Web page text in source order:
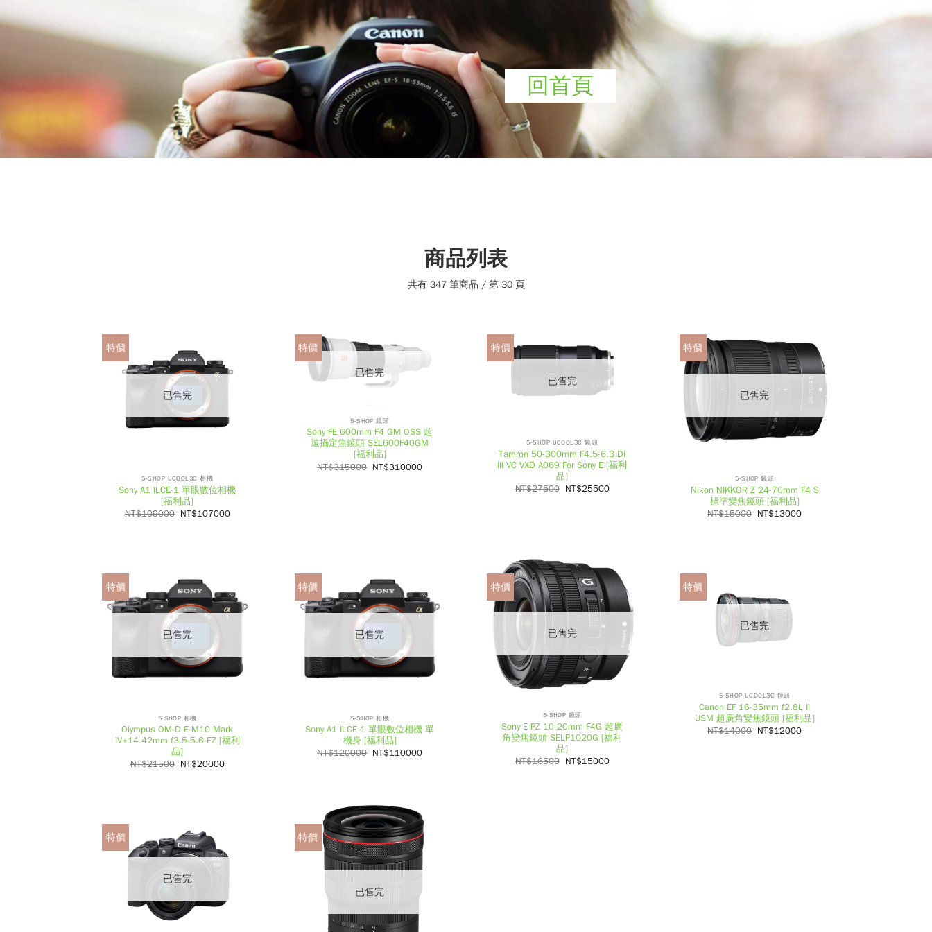
回首頁
商品列表
共有 347 筆商品 / 第 30 頁
特價
已售完
5-SHOP UCOOL3C 相機
Sony A1 ILCE-1 單眼數位相機
[福利品]
NT$109000 NT$107000
特價
已售完
5-SHOP 鏡頭
Sony FE 600mm F4 GM OSS 超
遠攝定焦鏡頭 SEL600F40GM
[福利品]
NT$315000 NT$310000
特價
已售完
5-SHOP UCOOL3C 鏡頭
Tamron 50-300mm F4.5-6.3 Di
III VC VXD A069 For Sony E [福利
品]
NT$27500 NT$25500
特價
已售完
5-SHOP 鏡頭
Nikon NIKKOR Z 24-70mm F4 S
標準變焦鏡頭 [福利品]
NT$15000 NT$13000
特價
已售完
5-SHOP 相機
Olympus OM-D E-M10 Mark
IV+14-42mm f3.5-5.6 EZ [福利
品]
NT$21500 NT$20000
特價
已售完
5-SHOP 相機
Sony A1 ILCE-1 單眼數位相機 單
機身 [福利品]
NT$120000 NT$110000
特價
已售完
5-SHOP 鏡頭
Sony E PZ 10-20mm F4G 超廣
角變焦鏡頭 SELP1020G [福利
品]
NT$16500 NT$15000
特價
已售完
5-SHOP UCOOL3C 鏡頭
Canon EF 16-35mm f2.8L II
USM 超廣角變焦鏡頭 [福利品]
NT$14000 NT$12000
特價
已售完
特價
已售完